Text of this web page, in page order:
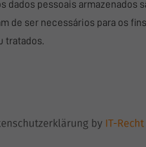
dados pessoais armazenados
de ser necessários para os
tratados.